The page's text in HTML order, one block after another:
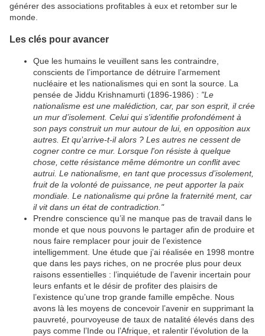
générer des associations profitables à eux et retomber sur le
monde.
Les clés pour avancer
Que les humains le veuillent sans les contraindre,
conscients de l’importance de détruire l’armement
nucléaire et les nationalismes qui en sont la source. La
pensée de Jiddu Krishnamurti (1896-1986) : "Le
nationalisme est une malédiction, car, par son esprit, il crée
un mur d’isolement. Celui qui s'identifie profondément à
son pays construit un mur autour de lui, en opposition aux
autres. Et qu’arrive-t-il alors ? Les autres ne cessent de
cogner contre ce mur. Lorsque l'on résiste à quelque
chose, cette résistance même démontre un conflit avec
autrui. Le nationalisme, en tant que processus d’isolement,
fruit de la volonté de puissance, ne peut apporter la paix
mondiale. Le nationalisme qui prône la fraternité ment, car
il vit dans un état de contradiction."
Prendre conscience qu’il ne manque pas de travail dans le
monde et que nous pouvons le partager afin de produire et
nous faire remplacer pour jouir de l’existence
intelligemment. Une étude que j’ai réalisée en 1998 montre
que dans les pays riches, on ne procrée plus pour deux
raisons essentielles : l’inquiétude de l’avenir incertain pour
leurs enfants et le désir de profiter des plaisirs de
l’existence qu’une trop grande famille empêche. Nous
avons là les moyens de concevoir l’avenir en supprimant la
pauvreté, pourvoyeuse de taux de natalité élevés dans des
pays comme l’Inde ou l’Afrique, et ralentir l’évolution de la